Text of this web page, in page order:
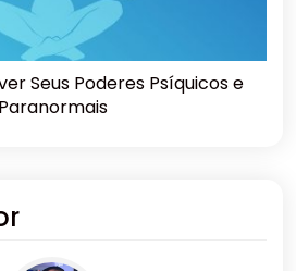
Seus Poderes Psíquicos e
Paranormais